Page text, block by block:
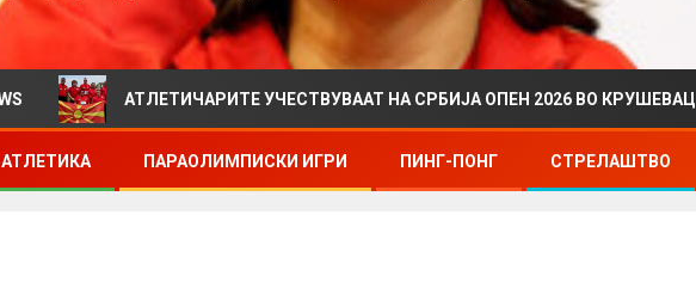
АТЛЕТИЧАРИТЕ УЧЕСТВУВААТ НА СРБИЈА ОПЕН 2026 ВО КРУШЕВАЦ
АТЛЕТИКА ПАРАОЛИМПИСКИ ИГРИ ПИНГ-ПОНГ СТРЕЛАШТВО